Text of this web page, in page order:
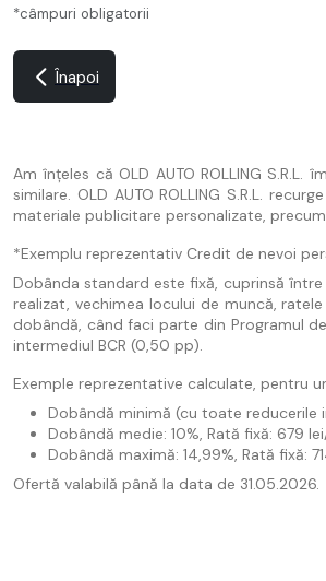
*câmpuri obligatorii
Înapoi
Am înțeles că OLD AUTO ROLLING
similare. OLD AUTO ROLLING S.R.L.
materiale publicitare personalizate,
*Exemplu reprezentativ Credit de nevoi
Dobânda standard este fixă, cuprinsă între
realizat, vechimea locului de muncă,
dobândă, când faci parte din Programul
intermediul BCR (0,50 pp).
Exemple reprezentative calculate, pentru
Dobândă minimă (cu toate reducerile
Dobândă medie: 10%, Rată fixă: 679
Dobândă maximă: 14,99%, Rată fixă:
Ofertă valabilă până la data de 31.05.2026.